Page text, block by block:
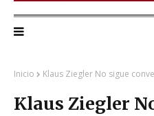
Inicio Klaus Ziegler No sigue
Klaus Ziegler